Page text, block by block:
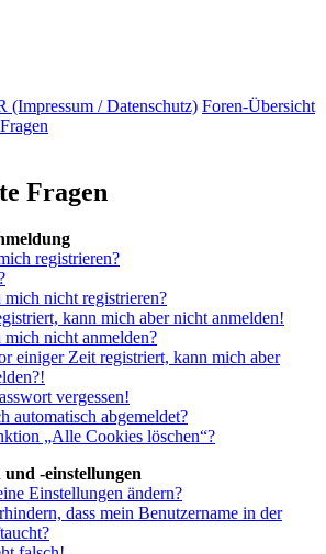
(Impressum / Datenschutz) Foren-Übersicht
Fragen
registrieren?
nicht registrieren?
kann mich aber nicht anmelden!
nicht anmelden?
einiger Zeit registriert, kann mich aber
vergessen!
automatisch abgemeldet?
„Alle Cookies löschen“?
-einstellungen
Einstellungen ändern?
dass mein Benutzername in der